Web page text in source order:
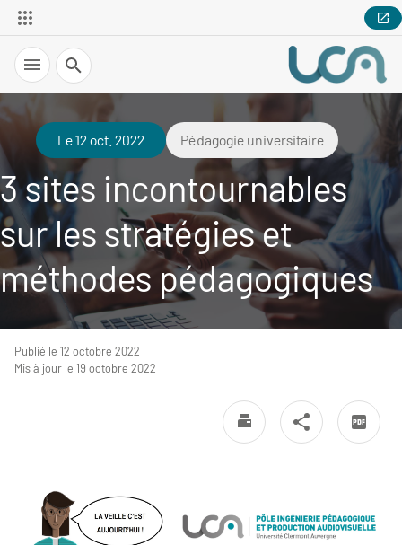
Recherche
Le 12 oct. 2022 Pédagogie universitaire
3 sites incontournables
sur les stratégies et
méthodes pédagogiques
Publié le 12 octobre 2022
Mis à jour le 19 octobre 2022